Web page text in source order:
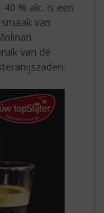
, 40 % alc. is een
van
van de